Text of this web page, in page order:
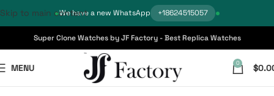
We have a new WhatsApp +18624515057
Skip to main content
Super Clone Watches by JF Factory - Best Replica Watches
MENU 0 $